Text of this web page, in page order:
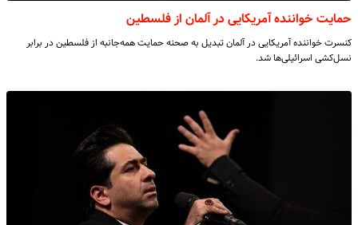
حمایت خواننده آمریکایی در آلمان از فلسطین
کنسرت خواننده آمریکایی در آلمان تبدیل به صحنه حمایت همه‌جانبه از فلسطین در برابر
نسل‌کشی اسرائیلی‌ها شد.